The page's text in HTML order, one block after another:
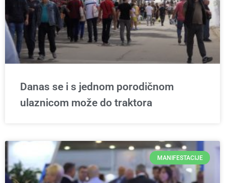
Danas se i s jednom porodičnom
ulaznicom može do traktora
MANIFESTACIJE